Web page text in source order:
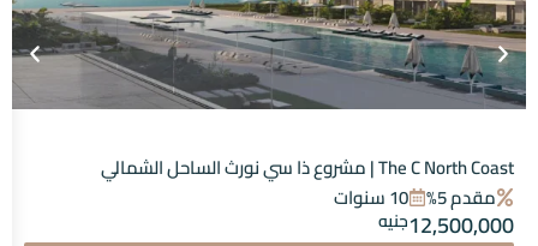
The C North Coast | مشروع ذا سي نورث الساحل الشمالي
مقدم 5%
10 سنوات
12,500,000جنيه